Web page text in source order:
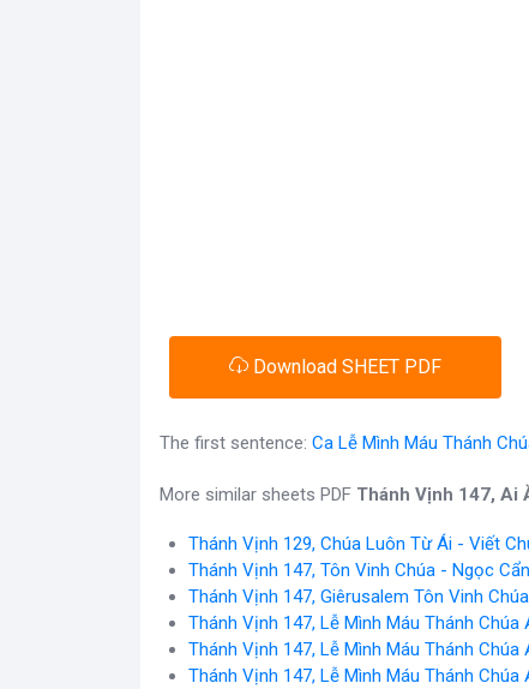
Download SHEET PDF
The first sentence: Ca Lễ Mình Máu Thánh
More similar sheets PDF Thánh Vịnh 147, Ai
Thánh Vịnh 129, Chúa Luôn Từ Ái - Viết
Thánh Vịnh 147, Tôn Vinh Chúa - Ngọc Cẩn
Thánh Vịnh 147, Giêrusalem Tôn Vinh
Thánh Vịnh 147, Lễ Mình Máu Thánh Chúa
Thánh Vịnh 147, Lễ Mình Máu Thánh Chúa
Thánh Vịnh 147, Lễ Mình Máu Thánh